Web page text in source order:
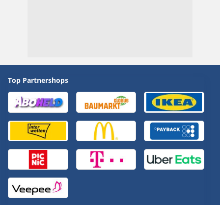
Top Partnershops